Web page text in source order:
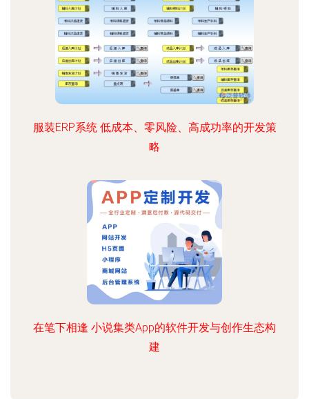
服装ERP系统 低成本、零风险、高成功率的开发策
略
在笔下相逢 小说集类App的软件开发与创作生态构
建